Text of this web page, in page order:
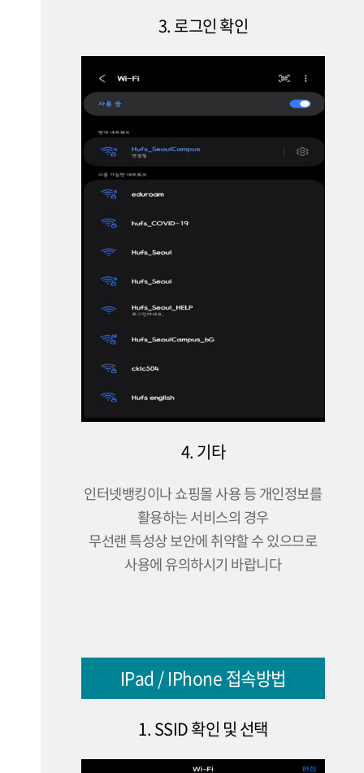
3. 로그인 확인
4. 기타
인터넷뱅킹이나 쇼핑몰 사용 등 개인정보를
활용하는 서비스의 경우
무선랜 특성상 보안에 취약할 수 있으므로
사용에 유의하시기 바랍니다
IPad / IPhone 접속방법
1. SSID 확인 및 선택